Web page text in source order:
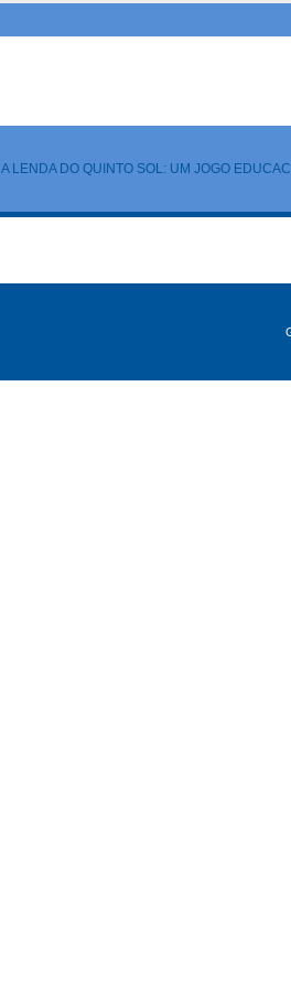
A LENDA DO QUINTO SOL: UM JOGO